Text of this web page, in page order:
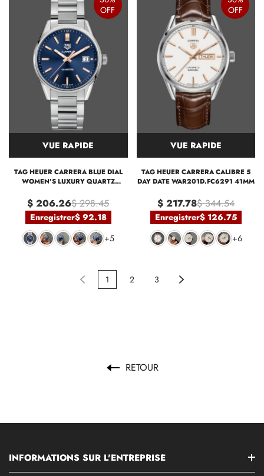
OFF
VUE RAPIDE
TAG HEUER CARRERA BLUE DIAL
WOMEN'S LUXURY QUARTZ
$ 206.26$ 298.45
Enregistrer$ 92.18
+5
OFF
VUE RAPIDE
TAG HEUER CARRERA CALIBRE 5
DAY DATE WAR201D.FC6291 41MM
$ 217.78$ 344.54
Enregistrer$ 126.75
+6
1 2 3
RETOUR
INFORMATIONS SUR L'ENTREPRISE